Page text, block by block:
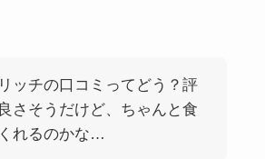
ッチの口コミってどう？評
さそうだけど、ちゃんと食
れるのかな…